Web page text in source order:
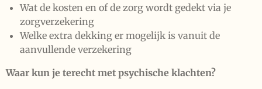
Wat de kosten en of de zorg wordt gedekt via je
zorgverzekering
Welke extra dekking er mogelijk is vanuit de
aanvullende verzekering
Waar kun je terecht met psychische klachten?